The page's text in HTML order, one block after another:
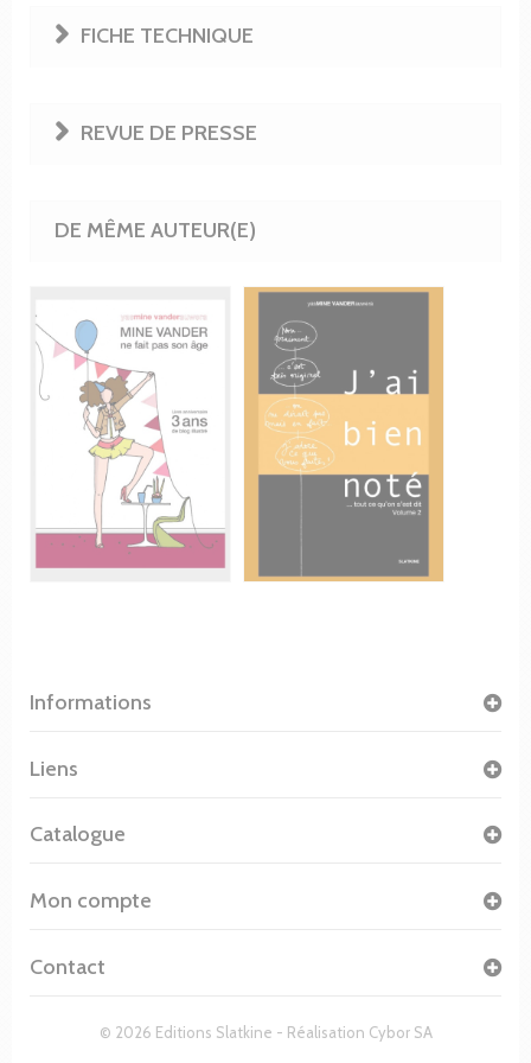
FICHE TECHNIQUE
REVUE DE PRESSE
DE MÊME AUTEUR(E)
Informations
© 2026 Editions Slatkine - Réalisation Cybor SA
Liens
Catalogue
Mon compte
Contact